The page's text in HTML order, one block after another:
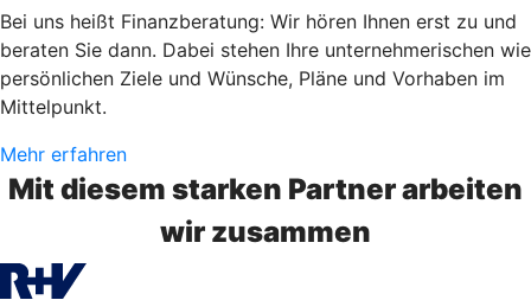
Bei uns heißt Finanzberatung: Wir hören Ihnen erst zu und
beraten Sie dann. Dabei stehen Ihre unternehmerischen wie
persönlichen Ziele und Wünsche, Pläne und Vorhaben im
Mittelpunkt.
Mehr erfahren
Mit diesem starken Partner arbeiten
wir zusammen